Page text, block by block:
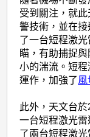
光
雷
達
受到關注，就
警技術，並在
了一台短程激
瞄，有助捕捉
小的湍流。短
運作，加強了風
此外，天文台
一台短程激光
了兩台短程激